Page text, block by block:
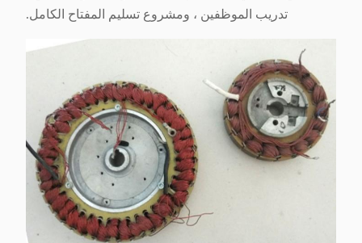
تدريب الموظفين ، ومشروع تسليم المفتاح الكامل.